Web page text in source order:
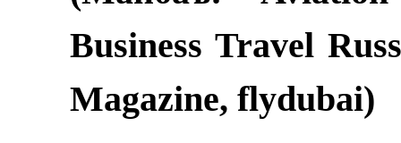
Business Travel
Magazine, flydubai)